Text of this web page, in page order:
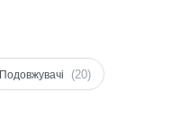
Подовжувачі (20)